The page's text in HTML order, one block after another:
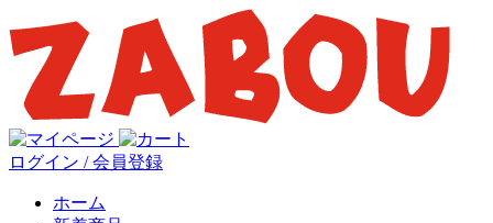
ログイン / 会員登録
ホーム